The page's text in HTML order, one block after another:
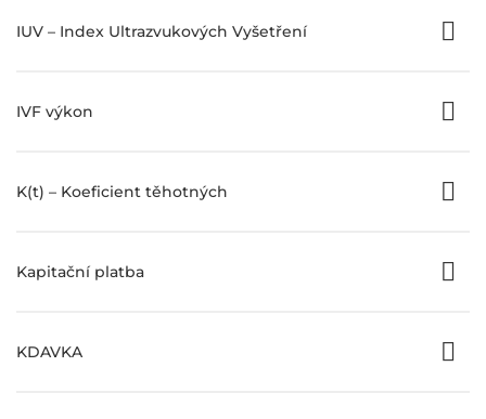
IUV – Index Ultrazvukových Vyšetření
IVF výkon
K(t) – Koeficient těhotných
Kapitační platba
KDAVKA